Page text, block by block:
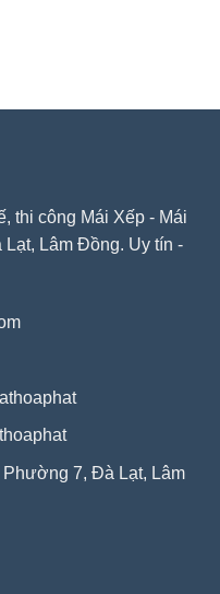
thi công Mái Xếp - Mái
Lâm Đồng. Uy tín -
7, Đà Lạt, Lâm